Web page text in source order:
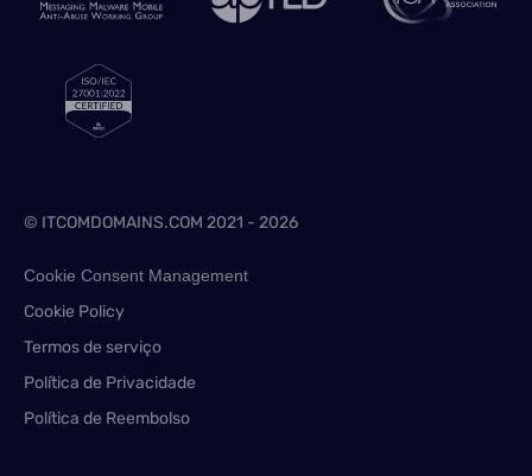
© ITCOMDOMAINS.COM 2021 - 2026
Cookie Consent Management
Cookie Policy
Termos de serviço
Política de Privacidade
Política de Reembolso